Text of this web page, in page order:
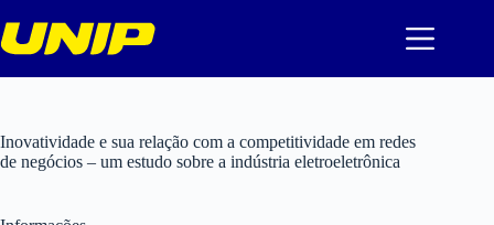
para
o
Inovatividade e sua relação com a competitividade em redes
de negócios – um estudo sobre a indústria eletroeletrônica